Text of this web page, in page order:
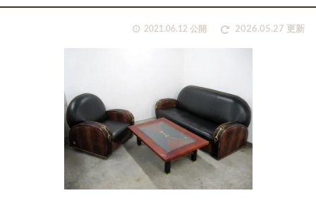
2021.06.12 公開 2026.05.27 更新